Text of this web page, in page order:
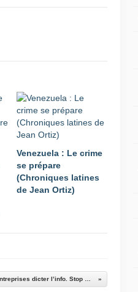
Venezuela : Le crime
se prépare
(Chroniques latines
de Jean Ortiz)
Ne laissons pas les entreprises dicter l’info. Stop Directive Secret des Affaires #Tradesecrets - Signez la pétition!